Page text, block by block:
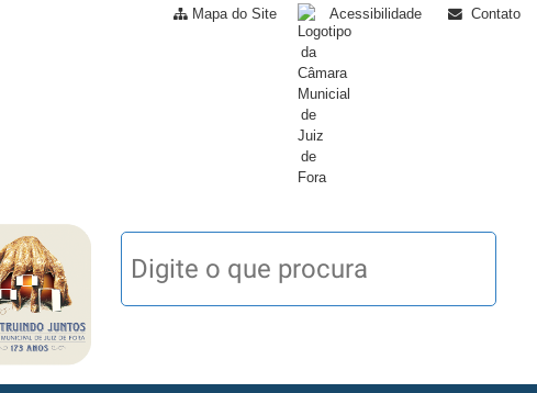
Mapa do Site Acessibilidade Contato